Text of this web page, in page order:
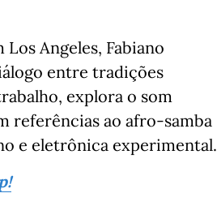
Angeles, Fabiano
entre tradições
explora o som
referências ao afro-samba
e eletrônica experimental.